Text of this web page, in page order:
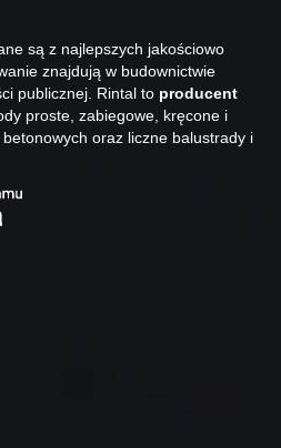
są z najlepszych jakościowo
znajdują w budownictwie
publicznej. Rintal to producent
proste, zabiegowe, kręcone i
oraz liczne balustrady i